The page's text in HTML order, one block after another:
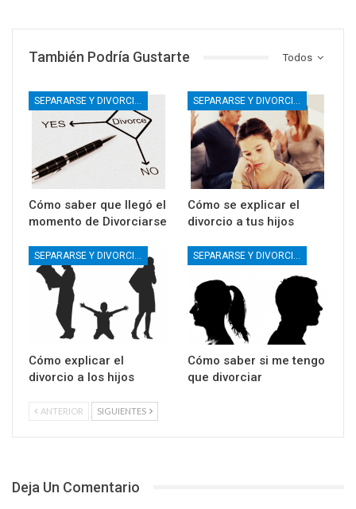
Todos
También Podría Gustarte
SEPARARSE Y DIVORCIARSE
Cómo saber que llegó el
momento de Divorciarse
SEPARARSE Y DIVORCIARSE
Cómo se explicar el
divorcio a tus hijos
SEPARARSE Y DIVORCIARSE
Cómo explicar el
divorcio a los hijos
SEPARARSE Y DIVORCIARSE
Cómo saber si me tengo
que divorciar
ANTERIOR SIGUIENTES
Deja Un Comentario